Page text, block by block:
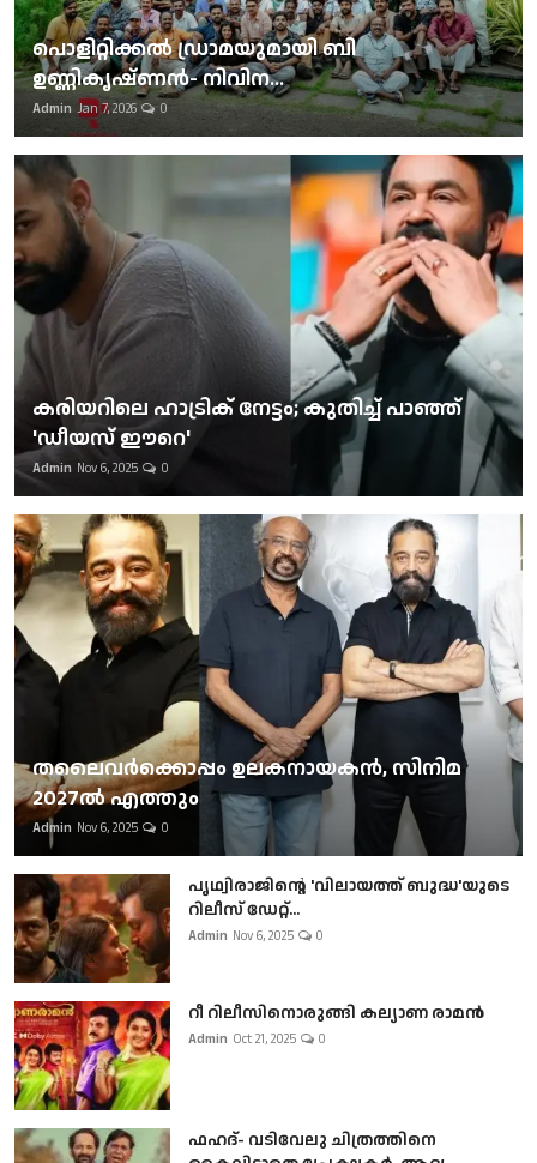
പൊളിറ്റിക്കല്‍ ഡ്രാമയുമായി ബി
ഉണ്ണികൃഷ്ണന്‍- നിവിന...
Admin Jan 7, 2026 0
കരിയറിലെ ഹാട്രിക് നേട്ടം; കുതിച്ച് പാഞ്ഞ്
'ഡീയസ് ഈറെ'
Admin Nov 6, 2025 0
തലൈവര്‍ക്കൊപ്പം ഉലകനായകന്‍, സിനിമ
2027ല്‍ എത്തും
Admin Nov 6, 2025 0
പൃഥ്വിരാജിന്റെ 'വിലായത്ത് ബുദ്ധ'യുടെ
റിലീസ് ഡേറ്റ്...
Admin Nov 6, 2025 0
റീ റിലീസിനൊരുങ്ങി കല്യാണ രാമൻ
Admin Oct 21, 2025 0
ഫഹദ്- വടിവേലു ചിത്രത്തിനെ